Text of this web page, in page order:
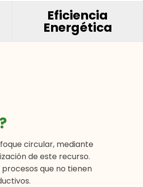
Eficiencia
Energética
circular, mediante
de este recurso.
procesos que no tienen